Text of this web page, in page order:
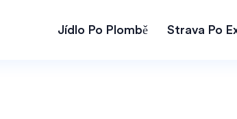
Jídlo Po Plombě Strava Po